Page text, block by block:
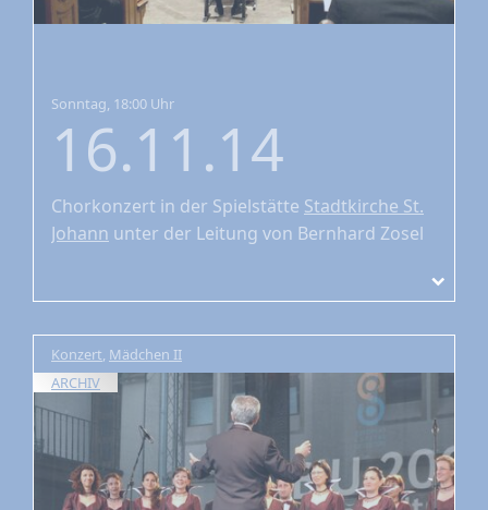
Sonntag, 18:00 Uhr
16.11.14
Chorkonzert in der Spielstätte Stadtkirche St.
Johann unter der Leitung von Bernhard Zosel
Konzert, Mädchen II
ARCHIV